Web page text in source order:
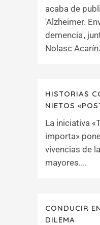
acaba de
'Alzheimer.
demencia',
Nolasc
HISTORIAS
NIETOS
La iniciativa
importa»
vivencias de
mayores....
CONDUCIR
DILEMA